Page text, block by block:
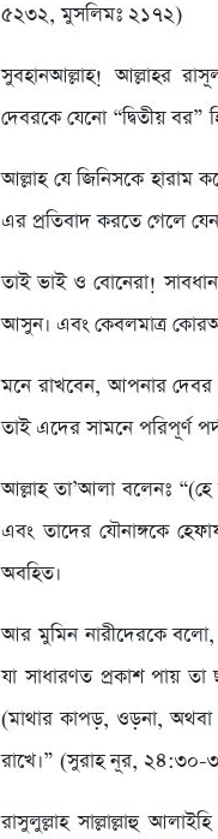
৫২৩২, মুসলিমঃ ২১৭২)
সুবহানআল্লাহ! আল্লাহর
দেবরকে যেনো “দ্বিতীয় বর”
আল্লাহ যে জিনিসকে হারাম
এর প্রতিবাদ করতে গেলে
তাই ভাই ও বোনেরা!
আসুন। এবং কেবলমাত্র
মনে রাখবেন, আপনার
তাই এদের সামনে পরিপূর্ণ
আল্লাহ তা’আলা বলেনঃ
এবং তাদের যৌনাঙ্গকে
অবহিত।
আর মুমিন নারীদেরকে বলো,
যা সাধারণত প্রকাশ পায় তা
(মাথার কাপড়, ওড়না, অথবা
রাখে।” (সুরাহ নূর, ২৪:৩০-
রাসুলুল্লাহ সাল্লাল্লাহু